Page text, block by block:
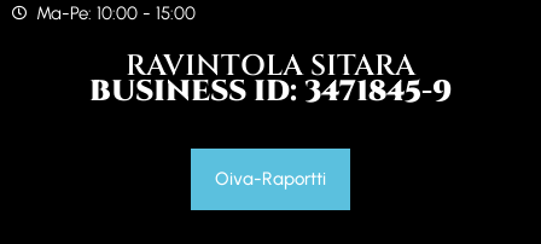
RAVINTOLA SITARA
BUSINESS ID: 3471845-9
Oiva-Raportti
Ma-Pe: 10:00 - 15:00